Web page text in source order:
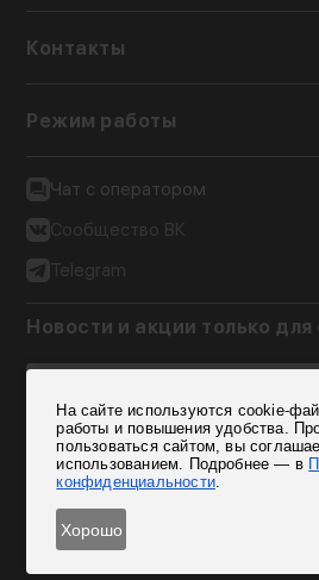
Контакты
Режим работы
Чат с оператором
Сообщество ВК
Telegram
Новости и акции только для
Согласен на обработку
На сайте используются cookie-
работы и повышения удобства.
пользоваться сайтом, вы
использованием. Подробнее — в
конфиденциальности.
Хорошо